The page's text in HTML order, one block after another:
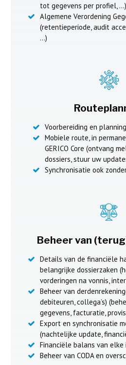
tot gegevens per profiel, …)
Algemene Verordening
(retentieperiode, audit
…)
Voorbereiding en
Mobiele route, in
GERICO Core (ontvang
dossiers, stuur uw
Synchronisatie ook
Beheer van
Details van de financiële
belangrijke dossierzaken
vorderingen na vonnis,
Beheer van
debiteuren, collega’s)
gegevens, facturatie,
Export en synchronisatie
(nachtelijke update,
Financiële balans van
Beheer van CODA en